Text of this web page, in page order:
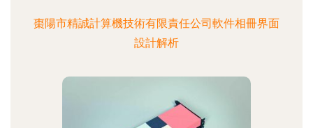
棗陽市精誠計算機技術有限責任公司軟件相冊界面
設計解析